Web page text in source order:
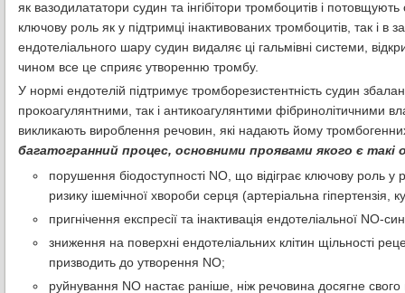
як вазодилататори судин та інгібітори тромбоцитів і
ключову роль як у підтримці інактивованих тромбоцитів, так і в
ендотеліального шару судин видаляє ці гальмівні системи,
чином все це сприяє утворенню тромбу.
У нормі ендотелій підтримує тромборезистентність судин
прокоагулянтними, так і антикоагулянтими фібринолітичними
викликають вироблення речовин, які надають йому
багатогранний процес, основними проявами якого є такі
порушення біодоступності NO, що відіграє ключову роль у
ризику ішемічної хвороби серця (артеріальна гіпертензія,
пригнічення експресії та інактивація ендотеліальної NO-
зниження на поверхні ендотеліальних клітин щільності
призводить до утворення NO;
руйнування NO настає раніше, ніж речовина досягне